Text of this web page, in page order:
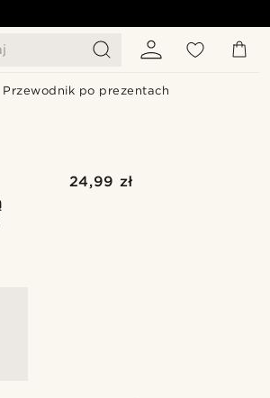
Przewodnik po prezentach
24,99 zł